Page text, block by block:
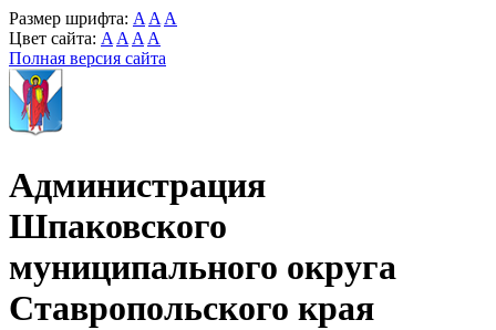
Размер шрифта: A A A
Цвет сайта: A A A A
Полная версия сайта
Администрация
Шпаковского
муниципального округа
Ставропольского края